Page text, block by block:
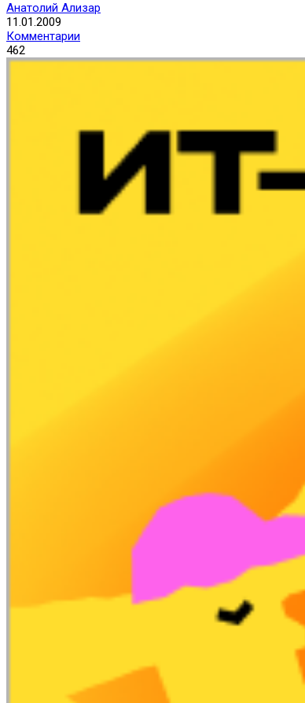
Анатолий Ализар
11.01.2009
Комментарии
462